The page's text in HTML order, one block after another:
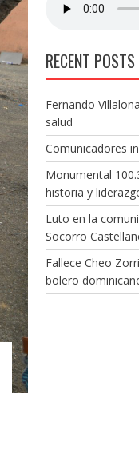
RECENT POSTS
Fernando
salud
Comunicadores
Monumental
historia y
Luto en la
Socorro
Fallece Cheo
bolero